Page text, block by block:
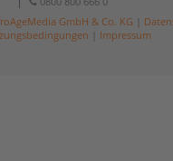
GmbH & Co. KG
Impressum